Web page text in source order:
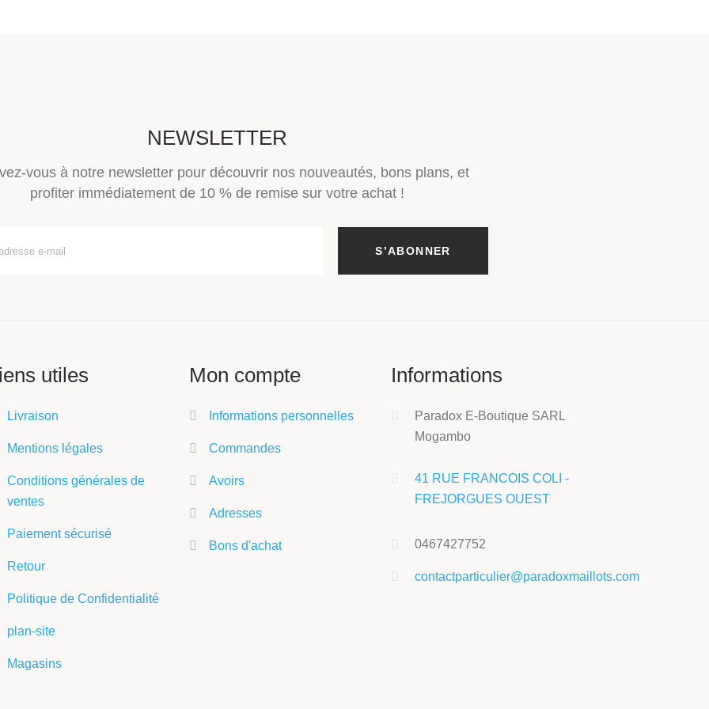
NEWSLETTER
vous à notre newsletter pour découvrir nos nouveautés, bons plans, et
profiter immédiatement de 10 % de remise sur votre achat !
utiles
Livraison
Mentions légales
Conditions générales de
ventes
Paiement sécurisé
Retour
Politique de Confidentialité
plan-site
Magasins
Mon compte
Informations personnelles
Commandes
Avoirs
Adresses
Bons d'achat
Informations
Paradox E-Boutique SARL
Mogambo
41 RUE FRANCOIS COLI -
FREJORGUES OUEST
0467427752
contactparticulier@paradoxmaillots.com